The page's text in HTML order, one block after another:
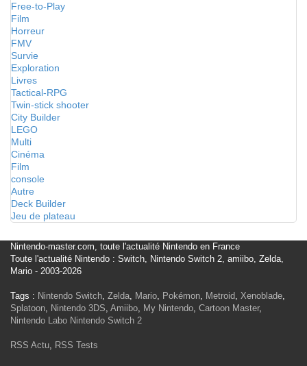
Free-to-Play
Film
Horreur
FMV
Survie
Exploration
Livres
Tactical-RPG
Twin-stick shooter
City Builder
LEGO
Multi
Cinéma
Film
console
Autre
Deck Builder
Jeu de plateau
Nintendo-master.com, toute l'actualité Nintendo en France
Toute l'actualité Nintendo : Switch, Nintendo Switch 2, amiibo, Zelda,
Mario - 2003-2026
Tags : Nintendo Switch, Zelda, Mario, Pokémon, Metroid, Xenoblade,
Splatoon, Nintendo 3DS, Amiibo, My Nintendo, Cartoon Master,
Nintendo Labo Nintendo Switch 2
RSS Actu, RSS Tests